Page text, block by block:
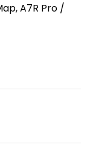
A7R Pro /